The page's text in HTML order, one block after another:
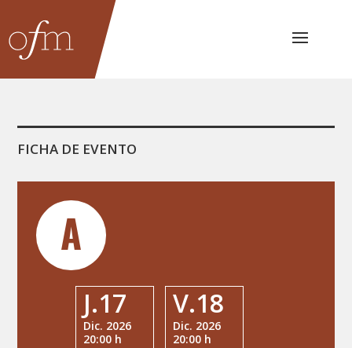
FICHA DE EVENTO
J.17
Dic. 2026
20:00 h
V.18
Dic. 2026
20:00 h